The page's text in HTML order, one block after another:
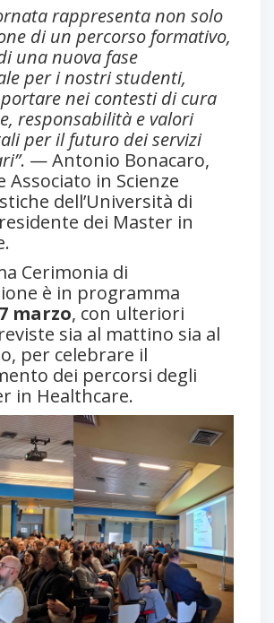
rappresenta non solo
di un percorso formativo,
una nuova fase
per i nostri studenti,
nei contesti di cura
responsabilità e valori
per il futuro dei servizi
. — Antonio Bonacaro,
Associato in Scienze
dell’Università di
dei Master in
Cerimonia di
è in programma
marzo, con ulteriori
sia al mattino sia al
per celebrare il
dei percorsi degli
in Healthcare.